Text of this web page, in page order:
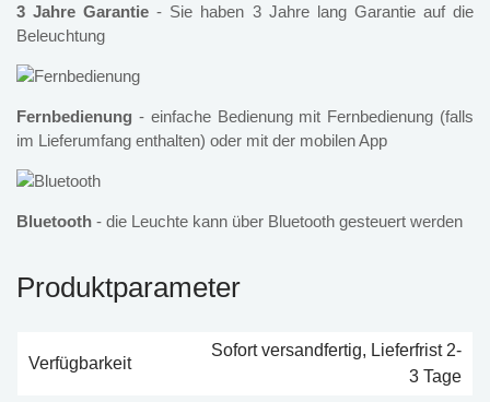
3 Jahre Garantie - Sie haben 3 Jahre lang Garantie auf die
Beleuchtung
Fernbedienung - einfache Bedienung mit Fernbedienung (falls
im Lieferumfang enthalten) oder mit der mobilen App
Bluetooth - die Leuchte kann über Bluetooth gesteuert werden
Produktparameter
Verfügbarkeit
Sofort versandfertig, Lieferfrist 2-
3 Tage